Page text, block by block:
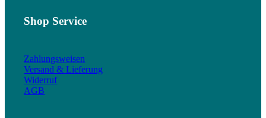
Shop Service
Zahlungsweisen
Versand & Lieferung
Widerruf
AGB